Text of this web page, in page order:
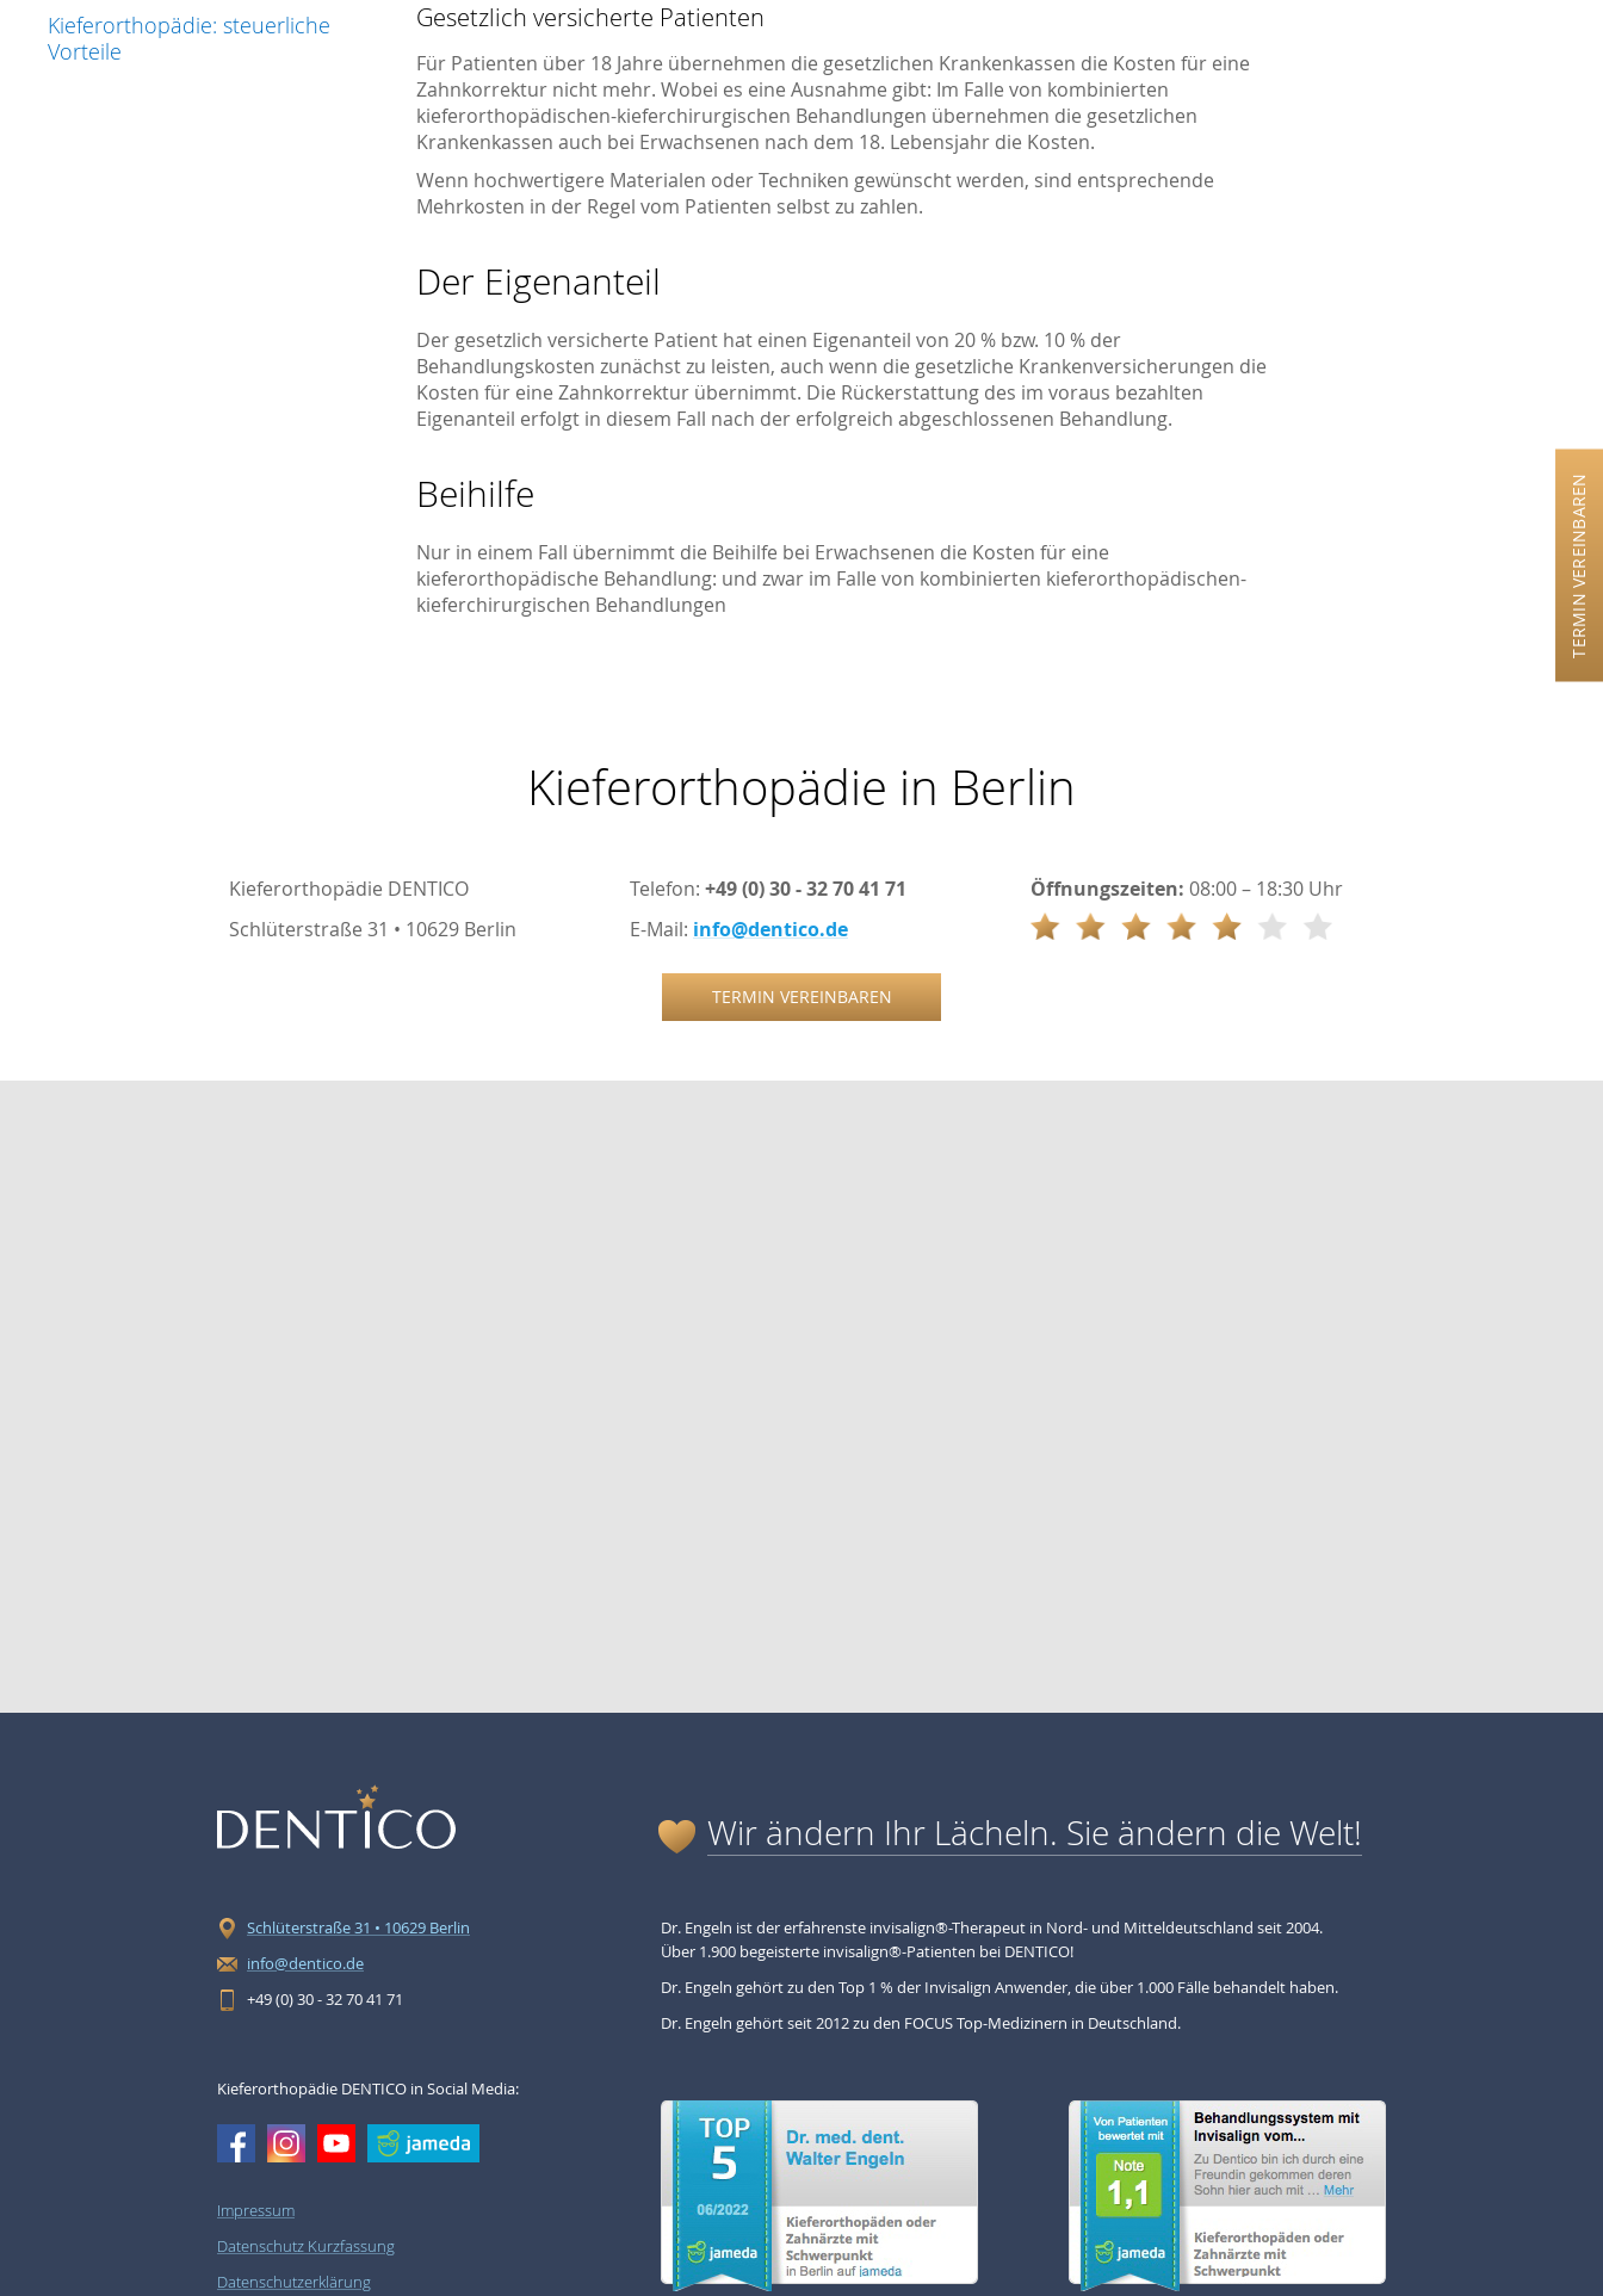
TERMIN VEREINBAREN
Kieferorthopädie: steuerliche
Vorteile
Gesetzlich versicherte Patienten
Für Patienten über 18 Jahre übernehmen die gesetzlichen Krankenkassen die Kosten für eine
Zahnkorrektur nicht mehr. Wobei es eine Ausnahme gibt: Im Falle von kombinierten
kieferorthopädischen-kieferchirurgischen Behandlungen übernehmen die gesetzlichen
Krankenkassen auch bei Erwachsenen nach dem 18. Lebensjahr die Kosten.
Wenn hochwertigere Materialen oder Techniken gewünscht werden, sind entsprechende
Mehrkosten in der Regel vom Patienten selbst zu zahlen.
Der Eigenanteil
Der gesetzlich versicherte Patient hat einen Eigenanteil von 20 % bzw. 10 % der
Behandlungskosten zunächst zu leisten, auch wenn die gesetzliche Krankenversicherungen die
Kosten für eine Zahnkorrektur übernimmt. Die Rückerstattung des im voraus bezahlten
Eigenanteil erfolgt in diesem Fall nach der erfolgreich abgeschlossenen Behandlung.
Beihilfe
Nur in einem Fall übernimmt die Beihilfe bei Erwachsenen die Kosten für eine
kieferorthopädische Behandlung: und zwar im Falle von kombinierten kieferorthopädischen-
kieferchirurgischen Behandlungen
Kieferorthopädie in Berlin
Kieferorthopädie DENTICO
Schlüterstraße 31 • 10629 Berlin
Telefon: +49 (0) 30 - 32 70 41 71
E-Mail: info@dentico.de
Öffnungszeiten: 08:00 – 18:30 Uhr
TERMIN VEREINBAREN
Wir ändern Ihr Lächeln. Sie ändern die Welt!
Schlüterstraße 31 • 10629 Berlin
info@dentico.de
+49 (0) 30 - 32 70 41 71
Kieferorthopädie DENTICO in Social Media:
Impressum
Datenschutz Kurzfassung
Datenschutzerklärung
Dr. Engeln ist der erfahrenste invisalign®-Therapeut in Nord- und Mitteldeutschland seit 2004.
Über 1.900 begeisterte invisalign®-Patienten bei DENTICO!
Dr. Engeln gehört zu den Top 1 % der Invisalign Anwender, die über 1.000 Fälle behandelt haben.
Dr. Engeln gehört seit 2012 zu den FOCUS Top-Medizinern in Deutschland.